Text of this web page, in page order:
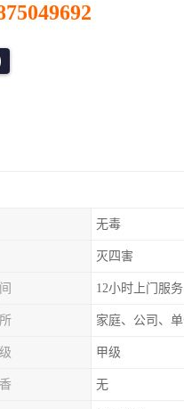
无毒
灭四害
12小时上门服务
家庭、公司、
甲级
无